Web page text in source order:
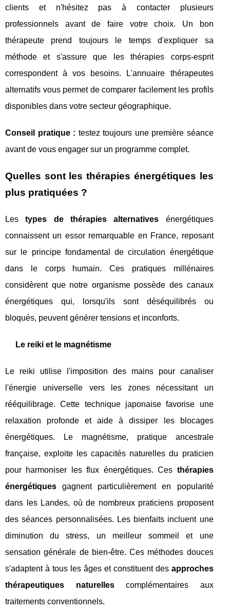
clients et n'hésitez pas à contacter plusieurs
professionnels avant de faire votre choix. Un bon
thérapeute prend toujours le temps d'expliquer sa
méthode et s'assure que les thérapies corps-esprit
correspondent à vos besoins. L'annuaire thérapeutes
alternatifs vous permet de comparer facilement les profils
disponibles dans votre secteur géographique.
Conseil pratique : testez toujours une première séance
avant de vous engager sur un programme complet.
Quelles sont les thérapies énergétiques les
plus pratiquées ?
Lestypes de thérapies alternatives énergétiques
connaissent un essor remarquable en France, reposant
sur le principe fondamental de circulation énergétique
dans le corps humain. Ces pratiques millénaires
considèrent que notre organisme possède des canaux
énergétiques qui, lorsqu'ils sont déséquilibrés ou
bloqués, peuvent générer tensions et inconforts.
Le reiki et le magnétisme
Le reiki utilise l'imposition des mains pour canaliser
l'énergie universelle vers les zones nécessitant un
rééquilibrage. Cette technique japonaise favorise une
relaxation profonde et aide à dissiper les blocages
énergétiques. Le magnétisme, pratique ancestrale
française, exploite les capacités naturelles du praticien
pour harmoniser les flux énergétiques. Ces thérapies
énergétiques gagnent particulièrement en popularité
dans les Landes, où de nombreux praticiens proposent
des séances personnalisées. Les bienfaits incluent une
diminution du stress, un meilleur sommeil et une
sensation générale de bien-être. Ces méthodes douces
s'adaptent à tous les âges et constituent des approches
thérapeutiques naturellescomplémentaires aux
traitements conventionnels.